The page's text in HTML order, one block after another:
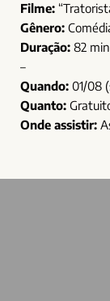
Filme:
Gênero:
Duração: 82
–
Quando: 01/08
Quanto:
Onde assistir: